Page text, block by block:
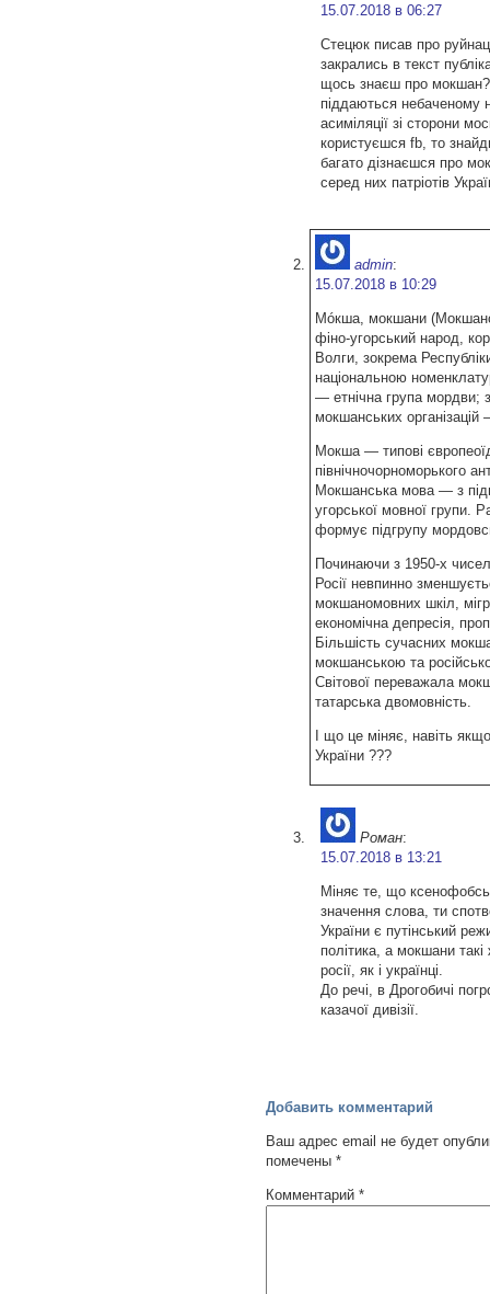
15.07.2018 в 06:27
Стецюк писав про
закрались в текст
щось знаєш про
піддаються небаченому
асиміляції зі сторони
користуєшся fb, то
багато дізнаєшся про
серед них патріотів
admin:
15.07.2018 в 10:29
Móкша, мокшани
фіно-угорський народ,
Волги, зокрема
національною
— етнічна група мордви;
мокшанських
Мокша — типові
північночорноморького
Мокшанська мова — з
угорської мовної групи.
формує підгрупу
Починаючи з 1950-х
Росії невпинно
мокшаномовних шкіл,
економічна депресія,
Більшість сучасних
мокшанською та
Світової переважала
татарська двомовність.
І що це міняє, навіть
України ???
Роман:
15.07.2018 в 13:21
Міняє те, що
значення слова, ти
України є путінський
політика, а мокшани такі
росії, як і українці.
До речі, в Дрогобичі
казачої дивізії.
Добавить комментарий
Ваш адрес email не будет
помечены *
Комментарий *